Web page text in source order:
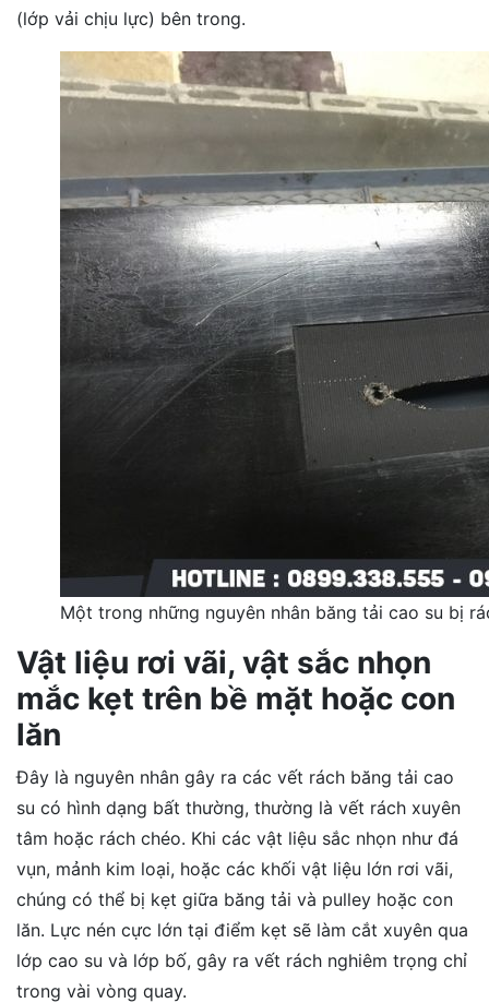
(lớp vải chịu lực) bên trong.
Một trong những nguyên nhân băng tải cao su bị
Vật liệu rơi vãi, vật sắc nhọn
mắc kẹt trên bề mặt hoặc con
lăn
Đây là nguyên nhân gây ra các vết rách băng tải cao
su có hình dạng bất thường, thường là vết rách xuyên
tâm hoặc rách chéo. Khi các vật liệu sắc nhọn như đá
vụn, mảnh kim loại, hoặc các khối vật liệu lớn rơi vãi,
chúng có thể bị kẹt giữa băng tải và pulley hoặc con
lăn. Lực nén cực lớn tại điểm kẹt sẽ làm cắt xuyên qua
lớp cao su và lớp bố, gây ra vết rách nghiêm trọng chỉ
trong vài vòng quay.